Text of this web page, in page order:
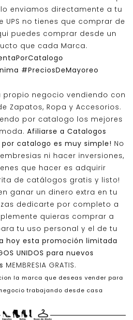
enviamos directamente a tu
UPS no tienes que comprar de
puedes comprar desde un
que cada Marca.
#PreciosDeMayoreo
propio negocio vendiendo con
Zapatos, Ropa y Accesorios.
por catalogo los mejores
Afiliarse a Catalogos
catalogo es muy simple! No
ni hacer inversiones,
que hacer es adquirir
de catálogos gratis y listo!
ganar un dinero extra en tu
dedicarte por completo a
quieras comprar a
tu uso personal y el de tu
hoy esta promoción limitada
UNIDOS para nuevos
MEMBRESIA GRATIS.
la marca que deseas vender para
trabajando desde casa